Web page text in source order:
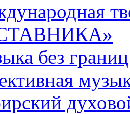
без границ